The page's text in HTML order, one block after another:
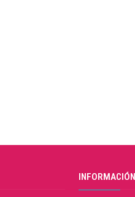
INFORMACIÓN